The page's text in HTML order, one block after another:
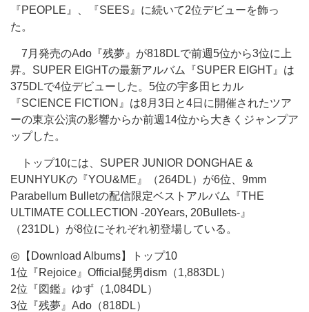
『PEOPLE』、『SEES』に続いて2位デビューを飾っ
た。
7月発売のAdo『残夢』が818DLで前週5位から3位に上
昇。SUPER EIGHTの最新アルバム『SUPER EIGHT』は
375DLで4位デビューした。5位の宇多田ヒカル
『SCIENCE FICTION』は8月3日と4日に開催されたツア
ーの東京公演の影響からか前週14位から大きくジャンプア
ップした。
トップ10には、SUPER JUNIOR DONGHAE &
EUNHYUKの『YOU&ME』（264DL）が6位、9mm
Parabellum Bulletの配信限定ベストアルバム『THE
ULTIMATE COLLECTION -20Years, 20Bullets-』
（231DL）が8位にそれぞれ初登場している。
◎【Download Albums】トップ10
1位『Rejoice』Official髭男dism（1,883DL）
2位『図鑑』ゆず（1,084DL）
3位『残夢』Ado（818DL）